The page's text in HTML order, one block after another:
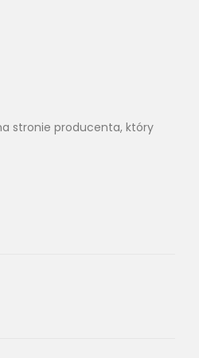
stronie producenta, który